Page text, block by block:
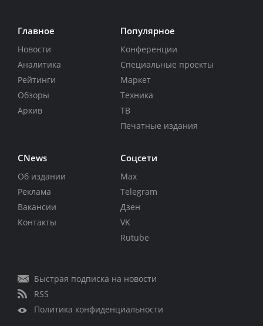
Главное
Новости
Аналитика
Рейтинги
Обзоры
Архив
Популярное
Конференции
Специальные проекты
Маркет
Техника
ТВ
Печатные издания
CNews
Об издании
Реклама
Вакансии
Контакты
Соцсети
Max
Telegram
Дзен
VK
Rutube
Быстрая подписка на новости
RSS
Политика конфиденциальности